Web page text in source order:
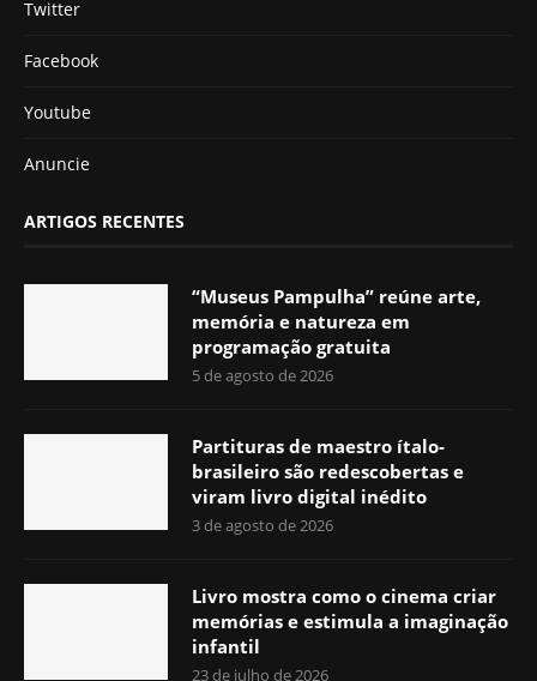
Twitter
Facebook
Youtube
Anuncie
ARTIGOS RECENTES
“Museus Pampulha” reúne arte,
memória e natureza em
programação gratuita
5 de agosto de 2026
Partituras de maestro ítalo-
brasileiro são redescobertas e
viram livro digital inédito
3 de agosto de 2026
Livro mostra como o cinema criar
memórias e estimula a imaginação
infantil
23 de julho de 2026